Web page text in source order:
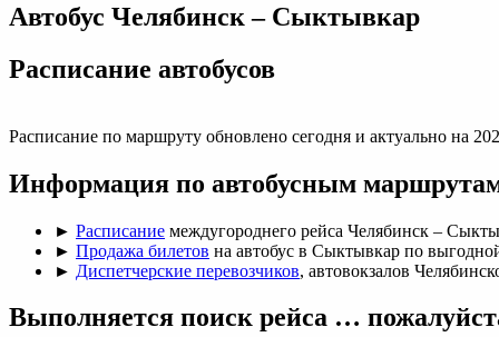
Автобус Челябинск – Сыктывкар
Раcписание автобусов
Расписание по маршруту обновлено сегодня и актуально на
Информация по автобусным
► Расписание междугороднего рейса Челябинск –
► Продажа билетов на автобус в Сыктывкар по
► Диспетчерские перевозчиков, автовокзалов
Выполняется поиск рейса …